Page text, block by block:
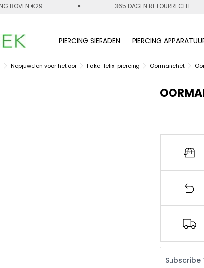
BOVEN €29 365 DAGEN RETOURRECHT
PIERCING SIERADEN PIERCING
Nepjuwelen voor het oor Fake Helix-piercing Oormanchet
Subscribe